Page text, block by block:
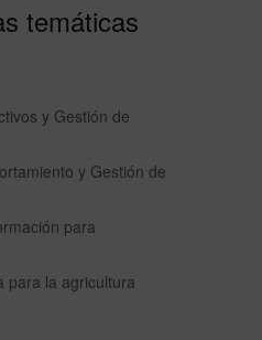
temáticas
y Gestión de
y Gestión de
para
para la agricultura